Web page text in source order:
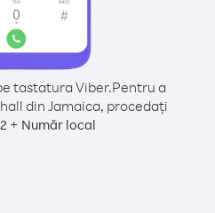
tastatura Viber.Pentru a
din Jamaica, procedați
+ Număr local